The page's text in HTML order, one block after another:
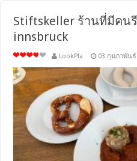
Stiftskeller ร้านที่มีคน
innsbruck
LookPla 03 กุมภาพันธ์